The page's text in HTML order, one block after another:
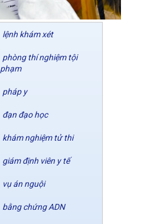
lệnh khám xét
phòng thí nghiệm tội
phạm
pháp y
đạn đạo học
khám nghiệm tử thi
giám định viên y tế
vụ án nguội
bằng chứng ADN